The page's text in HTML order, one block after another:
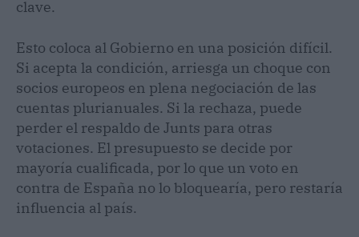
clave.
Esto coloca al Gobierno en una posición difícil.
Si acepta la condición, arriesga un choque con
socios europeos en plena negociación de las
cuentas plurianuales. Si la rechaza, puede
perder el respaldo de Junts para otras
votaciones. El presupuesto se decide por
mayoría cualificada, por lo que un voto en
contra de España no lo bloquearía, pero restaría
influencia al país.